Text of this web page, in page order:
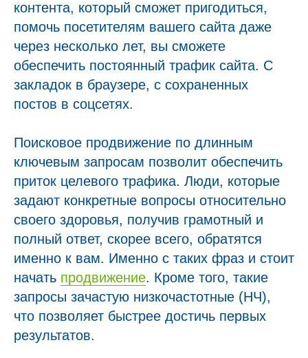
контента, который сможет пригодиться,
помочь посетителям вашего сайта даже
через несколько лет, вы сможете
обеспечить постоянный трафик сайта. С
закладок в браузере, с сохраненных
постов в соцсетях.
Поисковое продвижение по длинным
ключевым запросам позволит обеспечить
приток целевого трафика. Люди, которые
задают конкретные вопросы относительно
своего здоровья, получив грамотный и
полный ответ, скорее всего, обратятся
именно к вам. Именно с таких фраз и стоит
начать продвижение. Кроме того, такие
запросы зачастую низкочастотные (НЧ),
что позволяет быстрее достичь первых
результатов.